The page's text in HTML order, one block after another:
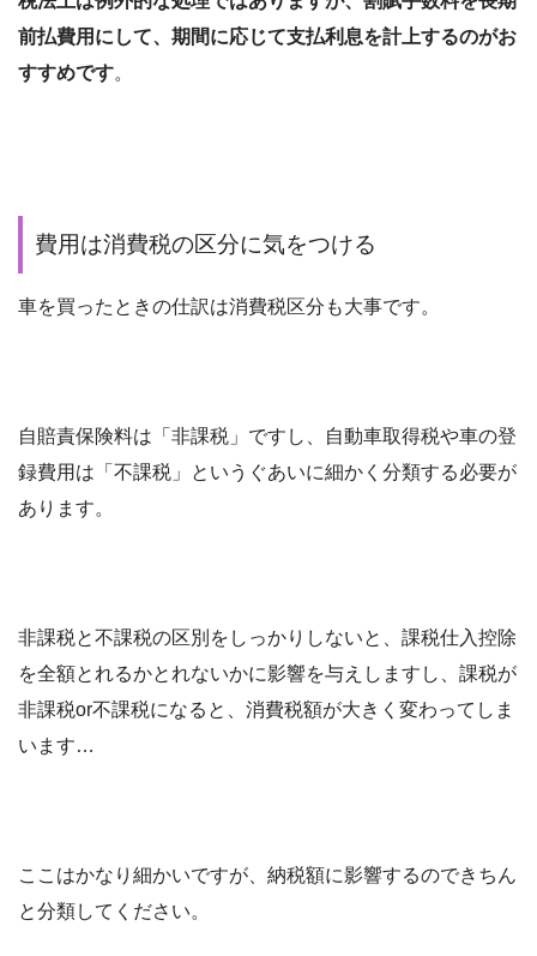
前払費用にして、期間に応じて支払利息を計上するのがお
すすめです。
費用は消費税の区分に気をつける
車を買ったときの仕訳は消費税区分も大事です。
自賠責保険料は「非課税」ですし、自動車取得税や車の登
録費用は「不課税」というぐあいに細かく分類する必要が
あります。
非課税と不課税の区別をしっかりしないと、課税仕入控除
を全額とれるかとれないかに影響を与えしますし、課税が
非課税or不課税になると、消費税額が大きく変わってしま
います…
ここはかなり細かいですが、納税額に影響するのできちん
と分類してください。